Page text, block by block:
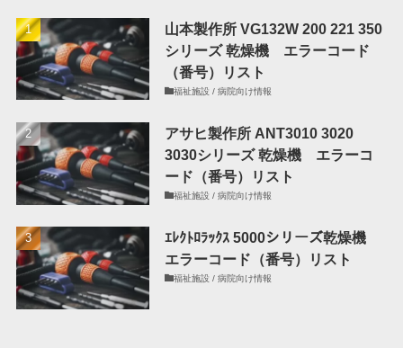
山本製作所 VG132W 200 221 350
シリーズ 乾燥機 エラーコード
（番号）リスト
福祉施設 / 病院向け情報
アサヒ製作所 ANT3010 3020
3030シリーズ 乾燥機 エラーコ
ード（番号）リスト
福祉施設 / 病院向け情報
ｴﾚｸﾄﾛﾗｯｸｽ 5000シリーズ乾燥機
エラーコード（番号）リスト
福祉施設 / 病院向け情報